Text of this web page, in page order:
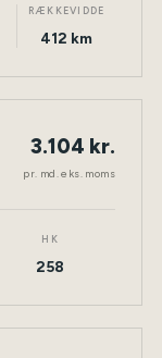
RÆKKEVIDDE
412 km
TØNDER
3.104 kr.
pr. md. eks. moms
HK
258